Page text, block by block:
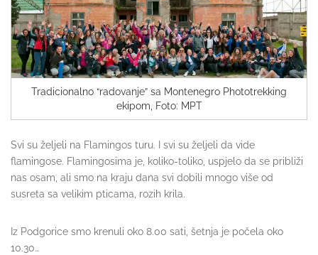
Tradicionalno “radovanje” sa Montenegro Phototrekking
ekipom, Foto: MPT
Svi su željeli na Flamingos turu. I svi su željeli da vide
flamingose. Flamingosima je, koliko-toliko, uspjelo da se približi
nas osam, ali smo na kraju dana svi dobili mnogo više od
susreta sa velikim pticama, rozih krila.
Iz Podgorice smo krenuli oko 8.00 sati, šetnja je počela oko
10.30…